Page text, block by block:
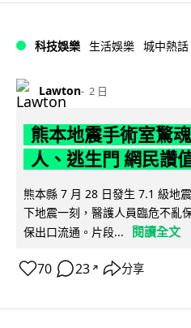
科技娛樂 生活娛樂 城中熱話
Lawton 2 日
熊本地震手術室驚
人、逃生門 網民讚
熊本縣 7 月 28 日發生 7.1 級地
下地震一刻，醫護人員臨危不亂
保出口流通。片段...
閱讀全文
70 23 ↗ 分享